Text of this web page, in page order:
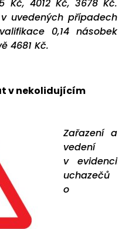
Kč, 4012 Kč, 3678 Kč.
uvedených případech
0,14 násobek
4681 Kč.
v nekolidujícím
Zařazení a
vedení
v evidenci
uchazečů
o